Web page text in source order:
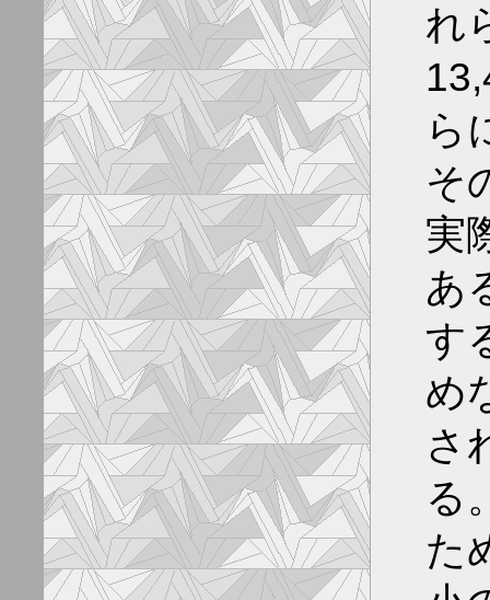
れ
ら
そ
実
あ
す
め
さ
る
た